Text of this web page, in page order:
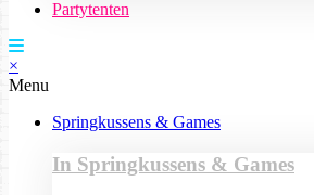
Partytenten
×
Menu
Springkussens & Games
In Springkussens & Games